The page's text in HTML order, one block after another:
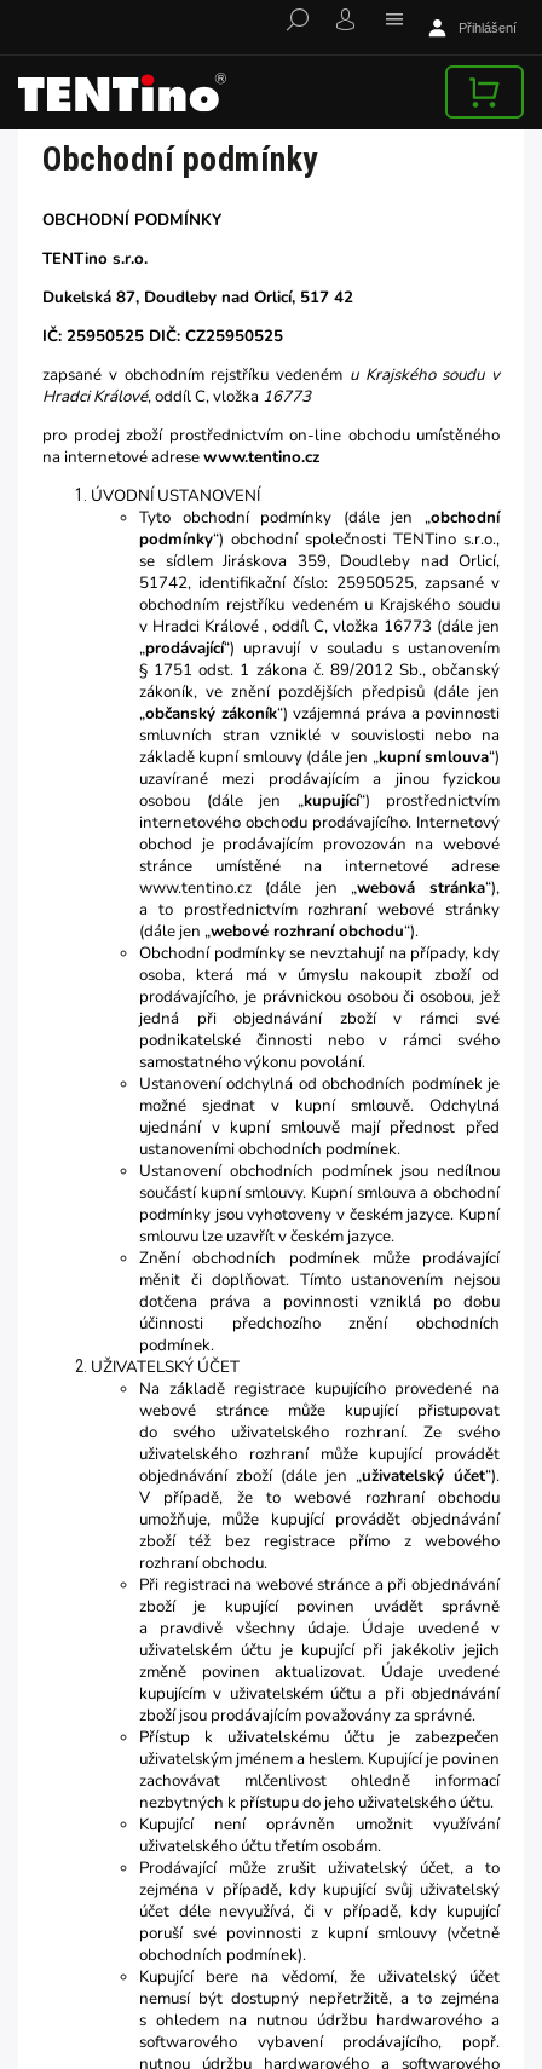
Přihlášení
Obchodní podmínky
OBCHODNÍ PODMÍNKY
TENTino s.r.o.
Dukelská 87, Doudleby nad Orlicí, 517 42
IČ: 25950525 DIČ: CZ25950525
zapsané v obchodním rejstříku vedeném u Krajského soudu v
Hradci Králové, oddíl C, vložka 16773
pro prodej zboží prostřednictvím on-line obchodu umístěného
na internetové adresewww.tentino.cz
ÚVODNÍ USTANOVENÍ
Tyto obchodní podmínky (dále jen „obchodní
podmínky“) obchodní společnosti TENTino s.r.o.,
se sídlem Jiráskova 359, Doudleby nad Orlicí,
51742, identifikační číslo: 25950525, zapsané v
obchodním rejstříku vedeném u Krajského soudu
v Hradci Králové , oddíl C, vložka 16773 (dále jen
„prodávající“) upravují v souladu s ustanovením
§ 1751 odst. 1 zákona č. 89/2012 Sb., občanský
zákoník, ve znění pozdějších předpisů (dále jen
„občanský zákoník“) vzájemná práva a povinnosti
smluvních stran vzniklé v souvislosti nebo na
základě kupní smlouvy (dále jen „kupní smlouva“)
uzavírané mezi prodávajícím a jinou fyzickou
osobou (dále jen „kupující“) prostřednictvím
internetového obchodu prodávajícího. Internetový
obchod je prodávajícím provozován na webové
stránce umístěné na internetové adrese
www.tentino.cz (dále jen „webová stránka“),
a to prostřednictvím rozhraní webové stránky
(dále jen „webové rozhraní obchodu“).
Obchodní podmínky se nevztahují na případy, kdy
osoba, která má v úmyslu nakoupit zboží od
prodávajícího, je právnickou osobou či osobou, jež
jedná při objednávání zboží v rámci své
podnikatelské činnosti nebo v rámci svého
samostatného výkonu povolání.
Ustanovení odchylná od obchodních podmínek je
možné sjednat v kupní smlouvě. Odchylná
ujednání v kupní smlouvě mají přednost před
ustanoveními obchodních podmínek.
Ustanovení obchodních podmínek jsou nedílnou
součástí kupní smlouvy. Kupní smlouva a obchodní
podmínky jsou vyhotoveny v českém jazyce. Kupní
smlouvu lze uzavřít v českém jazyce.
Znění obchodních podmínek může prodávající
měnit či doplňovat. Tímto ustanovením nejsou
dotčena práva a povinnosti vzniklá po dobu
účinnosti předchozího znění obchodních
podmínek.
UŽIVATELSKÝ ÚČET
Na základě registrace kupujícího provedené na
webové stránce může kupující přistupovat
do svého uživatelského rozhraní. Ze svého
uživatelského rozhraní může kupující provádět
objednávání zboží (dále jen „uživatelský účet“).
V případě, že to webové rozhraní obchodu
umožňuje, může kupující provádět objednávání
zboží též bez registrace přímo z webového
rozhraní obchodu.
Při registraci na webové stránce a při objednávání
zboží je kupující povinen uvádět správně
a pravdivě všechny údaje. Údaje uvedené v
uživatelském účtu je kupující při jakékoliv jejich
změně povinen aktualizovat. Údaje uvedené
kupujícím v uživatelském účtu a při objednávání
zboží jsou prodávajícím považovány za správné.
Přístup k uživatelskému účtu je zabezpečen
uživatelským jménem a heslem. Kupující je povinen
zachovávat mlčenlivost ohledně informací
nezbytných k přístupu do jeho uživatelského účtu.
Kupující není oprávněn umožnit využívání
uživatelského účtu třetím osobám.
Prodávající může zrušit uživatelský účet, a to
zejména v případě, kdy kupující svůj uživatelský
účet déle nevyužívá, či v případě, kdy kupující
poruší své povinnosti z kupní smlouvy (včetně
obchodních podmínek).
Kupující bere na vědomí, že uživatelský účet
nemusí být dostupný nepřetržitě, a to zejména
s ohledem na nutnou údržbu hardwarového a
softwarového vybavení prodávajícího, popř.
nutnou údržbu hardwarového a softwarového